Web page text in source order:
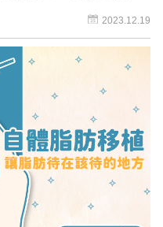
2023.12.19